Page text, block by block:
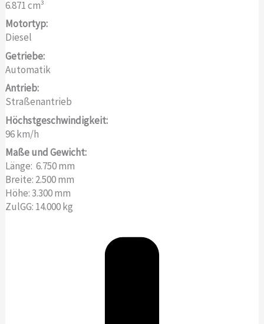
6.871 cm³
Motortyp:
Diesel
Getriebe:
Automatik
Antrieb:
Straßenantrieb
Höchstgeschwindigkeit:
96 km/h
Maße und Gewicht:
Länge: 6.750 mm
Breite: 2.500 mm
Höhe: 3.300 mm
ZulGG: 14.000 kg